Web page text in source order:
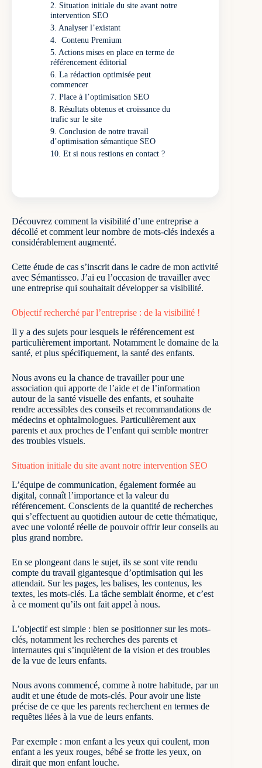
Situation initiale du site avant notre
intervention SEO
Analyser l’existant
Contenu Premium
Actions mises en place en terme de
référencement éditorial
La rédaction optimisée peut
commencer
Place à l’optimisation SEO
Résultats obtenus et croissance du
trafic sur le site
Conclusion de notre travail
d’optimisation sémantique SEO
Et si nous restions en contact ?
Découvrez comment la visibilité d’une entreprise a
décollé et comment leur nombre de mots-clés indexés a
considérablement augmenté.
Cette étude de cas s’inscrit dans le cadre de mon activité
avec Sémantisseo. J’ai eu l’occasion de travailler avec
une entreprise qui souhaitait développer sa visibilité.
Objectif recherché par l’entreprise : de la visibilité !
Il y a des sujets pour lesquels le référencement est
particulièrement important. Notamment le domaine de la
santé, et plus spécifiquement, la santé des enfants.
Nous avons eu la chance de travailler pour une
association qui apporte de l’aide et de l’information
autour de la santé visuelle des enfants, et souhaite
rendre accessibles des conseils et recommandations de
médecins et ophtalmologues. Particulièrement aux
parents et aux proches de l’enfant qui semble montrer
des troubles visuels.
Situation initiale du site avant notre intervention SEO
L’équipe de communication, également formée au
digital, connaît l’importance et la valeur du
référencement. Conscients de la quantité de recherches
qui s’effectuent au quotidien autour de cette thématique,
avec une volonté réelle de pouvoir offrir leur conseils au
plus grand nombre.
En se plongeant dans le sujet, ils se sont vite rendu
compte du travail gigantesque d’optimisation qui les
attendait. Sur les pages, les balises, les contenus, les
textes, les mots-clés. La tâche semblait énorme, et c’est
à ce moment qu’ils ont fait appel à nous.
L’objectif est simple : bien se positionner sur les mots-
clés, notamment les recherches des parents et
internautes qui s’inquiètent de la vision et des troubles
de la vue de leurs enfants.
Nous avons commencé, comme à notre habitude, par un
audit et une étude de mots-clés. Pour avoir une liste
précise de ce que les parents recherchent en termes de
requêtes liées à la vue de leurs enfants.
Par exemple : mon enfant a les yeux qui coulent, mon
enfant a les yeux rouges, bébé se frotte les yeux, on
dirait que mon enfant louche.